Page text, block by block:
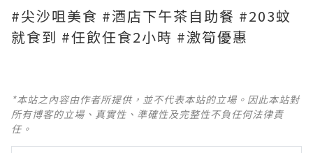
#尖沙咀美食 #酒店下午茶自助餐 #203蚊
就食到 #任飲任食2小時 #激筍優惠
*本站之內容由作者所提供，並不代表本站的立場。因此本站對
所有博客的立場、真實性、準確性及完整性不負任何法律責
任。